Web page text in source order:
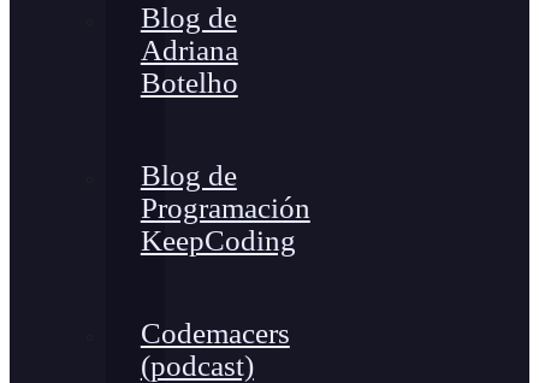
Blog de
Adriana
Botelho
Blog de
Programación
KeepCoding
Codemacers
(podcast)